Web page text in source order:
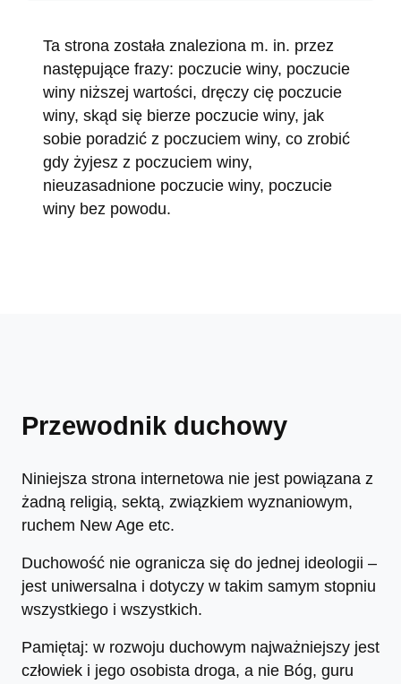
Ta strona została znaleziona m. in. przez
następujące frazy: poczucie winy, poczucie
winy niższej wartości, dręczy cię poczucie
winy, skąd się bierze poczucie winy, jak
sobie poradzić z poczuciem winy, co zrobić
gdy żyjesz z poczuciem winy,
nieuzasadnione poczucie winy, poczucie
winy bez powodu.
Przewodnik duchowy
Niniejsza strona internetowa nie jest powiązana z
żadną religią, sektą, związkiem wyznaniowym,
ruchem New Age etc.
Duchowość nie ogranicza się do jednej ideologii –
jest uniwersalna i dotyczy w takim samym stopniu
wszystkiego i wszystkich.
Pamiętaj: w rozwoju duchowym najważniejszy jest
człowiek i jego osobista droga, a nie Bóg, guru